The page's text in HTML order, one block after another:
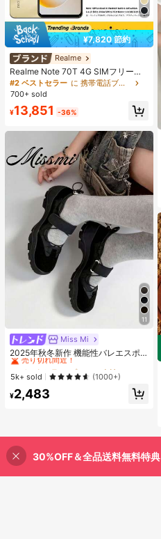
¥7,820 節約
Realme
Realme Note 70T 4G SIMフリー携
帯電話 4GB+64GB/4GB+128GB/4G
B+256GB グローバル版 4G LTE、A
カメラ、90Hz ディスプレイ モバイ
ルフォン プラスライト、6000mAh
大容量バッテリー、15W 急速充電、
オクタコアチップセット、アダプタ
ーなし、ベトナムでSIMロック
#2 ベストセラー
に 携帯電話ブランド 携帯電話
700+ sold
¥13,851 -36%
11
Miss Mi
2025年秋冬新作 機能性バレエスポ
ーツシューズ レディース、厚底マリ
ージェーンシューズ
#1 ベストセラー
売り切れ間近！
#1 ベストセラー
売り切れ間近！
#1 ベストセラー
売り切れ間近！
#1 ベストセラー
売り切れ間近！
5k+ sold (1000+)
¥2,483
30%OFF＆全品送料無料特典